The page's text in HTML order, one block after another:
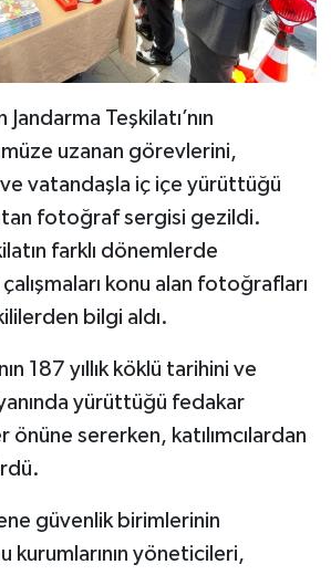
Teşkilatı’nın
uzanan görevlerini,
ve vatandaşla iç içe yürüttüğü
fotoğraf sergisi gezildi.
farklı dönemlerde
konu alan fotoğrafları
bilgi aldı.
187 yıllık köklü tarihini ve
yürüttüğü fedakar
sererken, katılımcılardan
güvenlik birimlerinin
kurumlarının yöneticileri,